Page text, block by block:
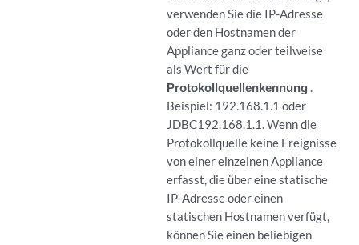
verwenden Sie die IP-Adresse
oder den Hostnamen der
Appliance ganz oder teilweise
als Wert für die
Protokollquellenkennung.
Beispiel: 192.168.1.1 oder
JDBC192.168.1.1. Wenn die
Protokollquelle keine Ereignisse
von einer einzelnen Appliance
erfasst, die über eine statische
IP-Adresse oder einen
statischen Hostnamen verfügt,
können Sie einen beliebigen